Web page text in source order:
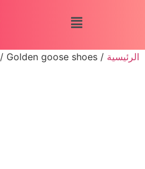
الرئيسية /
/ Golden goose shoes